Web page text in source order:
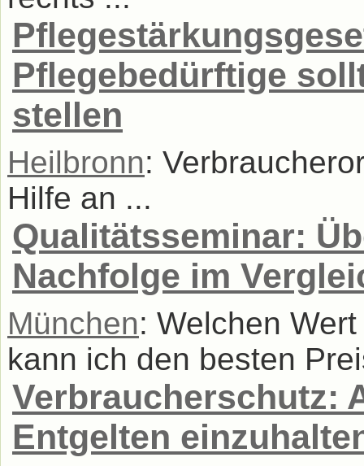
Pflegebedürftige
stellen
Heilbronn:
Hilfe an ...
Qualitätsseminar:
Nachfolge im
München: Welchen
kann ich den besten
Verbraucherschutz:
Entgelten